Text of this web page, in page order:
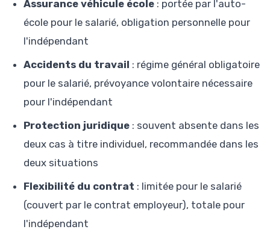
Assurance véhicule école : portée par l'auto-
école pour le salarié, obligation personnelle pour
l'indépendant
Accidents du travail : régime général obligatoire
pour le salarié, prévoyance volontaire nécessaire
pour l'indépendant
Protection juridique : souvent absente dans les
deux cas à titre individuel, recommandée dans les
deux situations
Flexibilité du contrat : limitée pour le salarié
(couvert par le contrat employeur), totale pour
l'indépendant